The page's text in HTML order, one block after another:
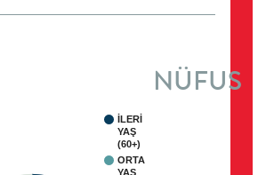
NÜFUS
İLERİ
YAŞ
(60+)
ORTA
YAŞ